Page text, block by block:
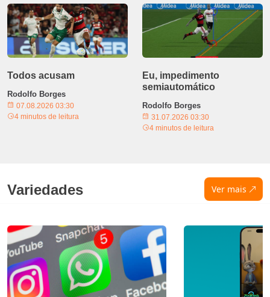
Todos acusam
Rodolfo Borges
07.08.2026 03:30
4 minutos de leitura
Eu, impedimento
semiautomático
Rodolfo Borges
31.07.2026 03:30
4 minutos de leitura
Variedades Ver mais